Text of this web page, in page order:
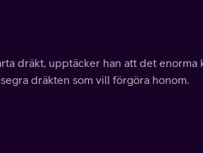
dräkt, upptäcker han att det
dräkten som vill förgöra honom.